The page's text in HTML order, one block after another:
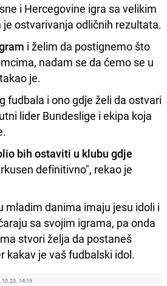
i Hercegovine igra sa velikim
ostvarivanja odličnih rezultata.
i želim da postignemo što
nadam se da ćemo se u
je.
fudbala i ono gdje želi da ostvari
lider Bundeslige i ekipa koja
bih ostaviti u klubu gdje
definitivno", rekao je
mladim danima imaju jesu idoli i
sa svojim igrama, pa onda
stvori želja da postaneš
kakav je vaš fudbalski idol.
14:19